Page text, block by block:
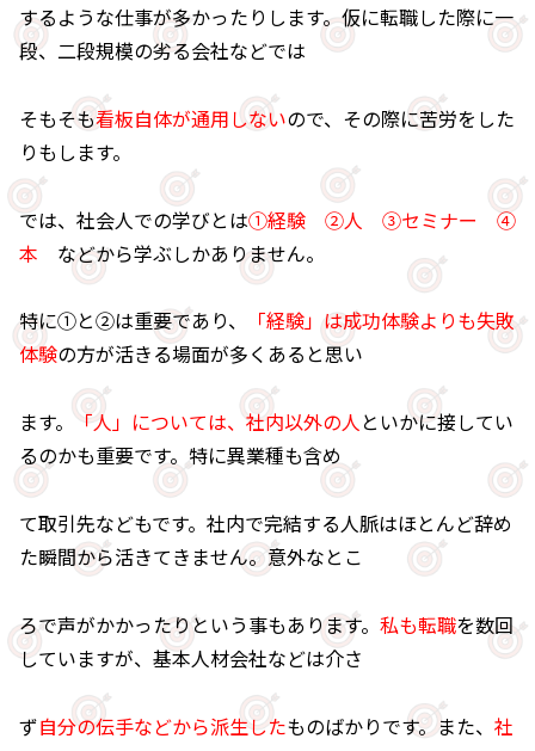
するような仕事が多かったりします。仮に転職した際に一
段、二段規模の劣る会社などでは
そもそも看板自体が通用しないので、その際に苦労をした
りもします。
では、社会人での学びとは①経験 ②人 ③セミナー ④
本 などから学ぶしかありません。
特に①と②は重要であり、
「経験」は成功体験よりも失敗
体験の方が活きる場面が多くあると思い
ます。 「人」については、社内以外の人といかに接してい
るのかも重要です。特に異業種も含め
て取引先などもです。社内で完結する人脈はほとんど辞め
た瞬間から活きてきません。意外なとこ
ろで声がかかったりという事もあります。 私も転職を数回
していますが、基本人材会社などは介さ
ず自分の伝手などから派生したものばかりです。また、 社